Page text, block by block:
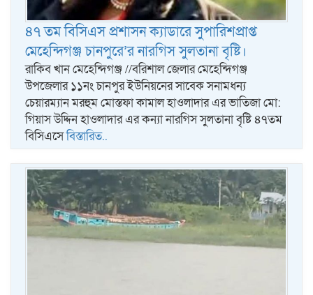
৪৭ তম বিসিএস প্রশাসন ক্যাডারে সুপারিশপ্রাপ্ত
মেহেন্দিগঞ্জ চানপুরে’র নারগিস সুলতানা বৃষ্টি।
রাকিব খান মেহেন্দিগঞ্জ //বরিশাল জেলার মেহেন্দিগঞ্জ
উপজেলার ১১নং চানপুর ইউনিয়নের সাবেক সনামধন্য
চেয়ারম্যান মরহুম মোস্তফা কামাল হাওলাদার এর ভাতিজা মো:
গিয়াস উদ্দিন হাওলাদার এর কন্যা নারগিস সুলতানা বৃষ্টি ৪৭তম
বিসিএসেবিস্তারিত..